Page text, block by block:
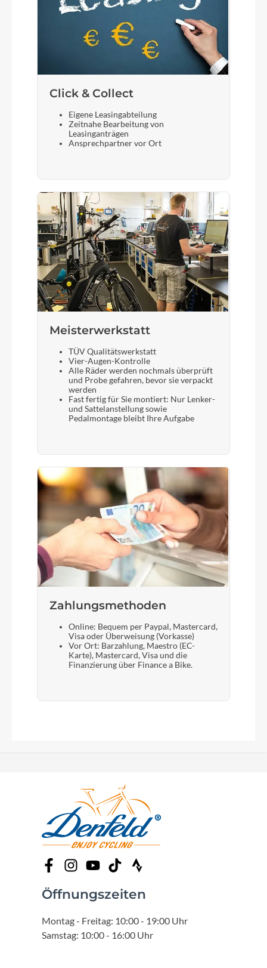
Click & Collect
Eigene Leasingabteilung
Zeitnahe Bearbeitung von
Leasinganträgen
Ansprechpartner vor Ort
Meisterwerkstatt
TÜV Qualitätswerkstatt
Vier-Augen-Kontrolle
Alle Räder werden nochmals überprüft
und Probe gefahren, bevor sie verpackt
werden
Fast fertig für Sie montiert: Nur Lenker-
und Sattelanstellung sowie
Pedalmontage bleibt Ihre Aufgabe
Zahlungsmethoden
Online: Bequem per Paypal, Mastercard,
Visa oder Überweisung (Vorkasse)
Vor Ort: Barzahlung, Maestro (EC-
Karte), Mastercard, Visa und die
Finanzierung über Finance a Bike.
Öffnungszeiten
Montag - Freitag: 10:00 - 19:00 Uhr
Samstag: 10:00 - 16:00 Uhr